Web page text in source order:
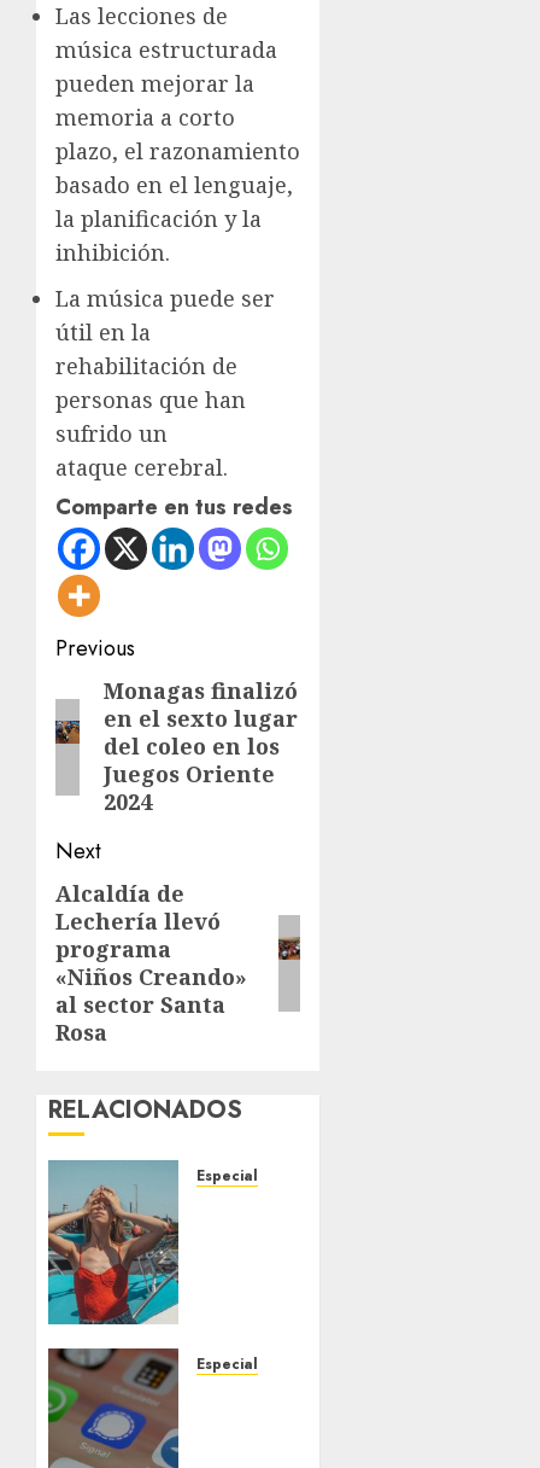
Las lecciones de
música estructurada
pueden mejorar la
memoria a corto
plazo, el razonamiento
basado en el lenguaje,
la planificación y la
inhibición.
La música puede ser
útil en la
rehabilitación de
personas que han
sufrido un
ataque cerebral.
Comparte en tus redes
Post
navigation
Previous
Previous
post:
Monagas finalizó
en el sexto lugar
del coleo en los
Juegos Oriente
2024
Next
Next
post:
Alcaldía de
Lechería llevó
programa
«Niños Creando»
al sector Santa
Rosa
RELACIONADOS
Especial
las
Especial